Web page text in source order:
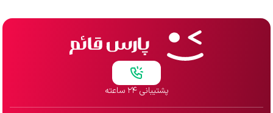
پشتیبانی ۲۴ ساعته